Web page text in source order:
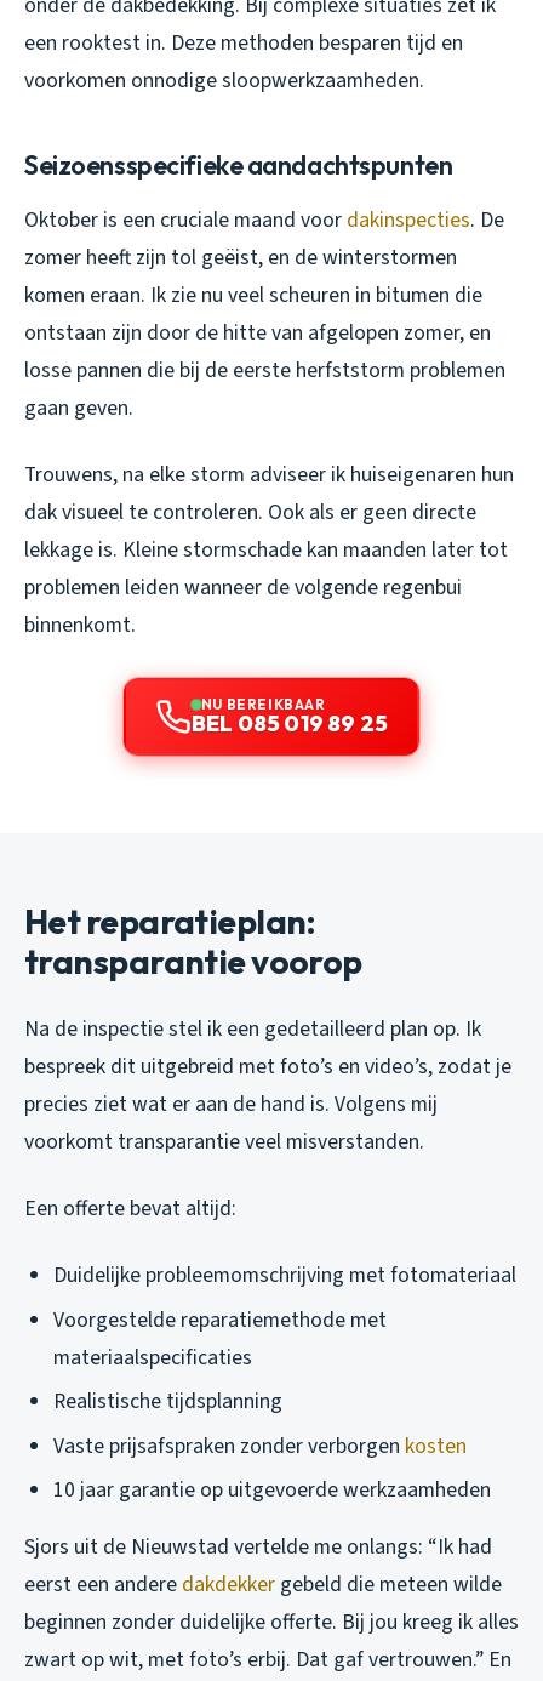
een rooktest in. Deze methoden besparen tijd en
voorkomen onnodige sloopwerkzaamheden.
Seizoensspecifieke aandachtspunten
Oktober is een cruciale maand voor dakinspecties. De
zomer heeft zijn tol geëist, en de winterstormen
komen eraan. Ik zie nu veel scheuren in bitumen die
ontstaan zijn door de hitte van afgelopen zomer, en
losse pannen die bij de eerste herfststorm problemen
gaan geven.
Trouwens, na elke storm adviseer ik huiseigenaren hun
dak visueel te controleren. Ook als er geen directe
lekkage is. Kleine stormschade kan maanden later tot
problemen leiden wanneer de volgende regenbui
binnenkomt.
NU BEREIKBAAR
BEL 085 019 89 25
Het reparatieplan:
transparantie voorop
Na de inspectie stel ik een gedetailleerd plan op. Ik
bespreek dit uitgebreid met foto’s en video’s, zodat je
precies ziet wat er aan de hand is. Volgens mij
voorkomt transparantie veel misverstanden.
Een offerte bevat altijd:
Duidelijke probleemomschrijving met fotomateriaal
Voorgestelde reparatiemethode met
materiaalspecificaties
Realistische tijdsplanning
Vaste prijsafspraken zonder verborgen kosten
10 jaar garantie op uitgevoerde werkzaamheden
Sjors uit de Nieuwstad vertelde me onlangs: “Ik had
eerst een andere dakdekker gebeld die meteen wilde
beginnen zonder duidelijke offerte. Bij jou kreeg ik alles
zwart op wit, met foto’s erbij. Dat gaf vertrouwen.” En